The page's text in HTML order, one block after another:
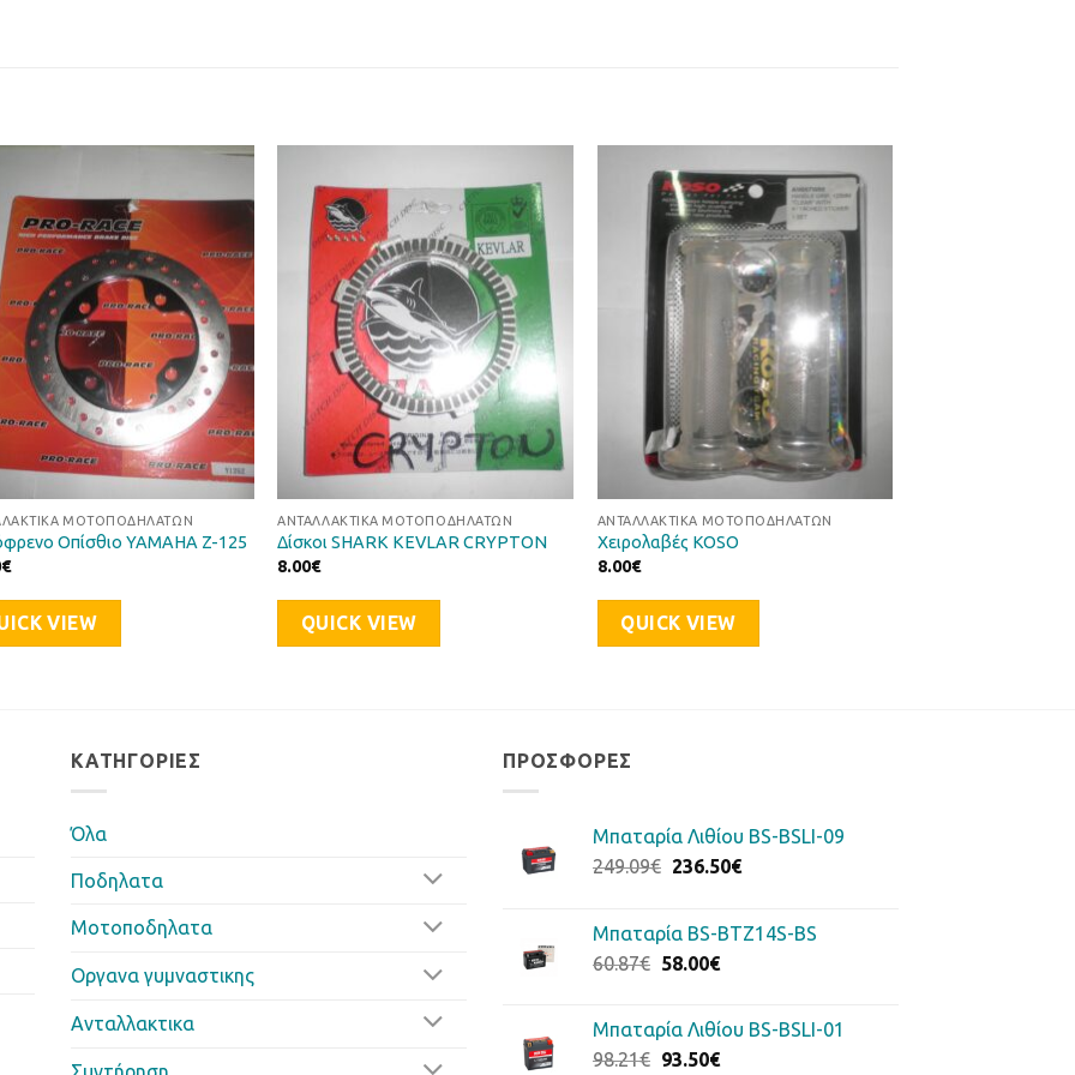
στη Λίστα
Επιθυμιών
ΜΟΤΟΠΟΔΗΛΆΤΩΝ
Οπίσθιο YAMAHA Z-125
€
VIEW
Προσθήκη
στη Λίστα
Επιθυμιών
ΑΝΤΑΛΛΑΚΤΙΚΆ ΜΟΤΟΠΟΔΗΛΆΤΩΝ
Δίσκοι SHARK KEVLAR CRYPTON
8.00€
QUICK VIEW
Προσθήκη
στη Λίστα
Επιθυμιών
ΑΝΤΑΛΛΑΚΤΙΚΆ ΜΟΤΟΠΟΔΗΛΆΤΩΝ
Χειρολαβές KOSO
8.00€
QUICK VIEW
ΚΑΤΗΓΟΡΊΕΣ
Όλα
Ποδηλατα
Μοτοποδηλατα
Οργανα γυμναστικης
Ανταλλακτικα
ΠΡΟΣΦΟΡΈΣ
Μπαταρία Λιθίου BS-BSLI-09
249.09€ Original
249.09€.
236.50€Η
είναι:
Μπαταρία BS-BTZ14S-BS
60.87€ Original
60.87€.
58.00€Η
είναι:
58.00€.
Μπαταρία Λιθίου BS-BSLI-01
98.21€ Original
93.50€Η